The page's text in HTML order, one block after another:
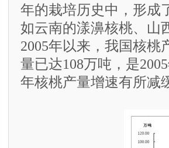
年的栽培历史中，形成
如云南的漾濞核桃、山
2005年以来，我国核桃
量已达108万吨，是
年核桃产量增速有所减